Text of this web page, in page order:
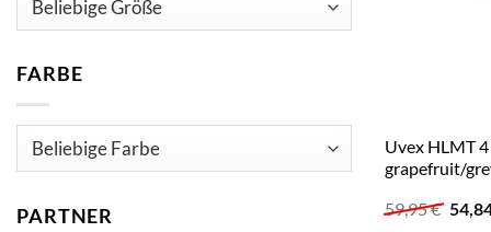
FARBE
PARTNER
Uvex HLMT
grapefruit/
59,95€
Preis